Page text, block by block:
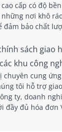
cấp có độ
nơi khô
đảm bảo chất
sách giao
khu công
cung
tôi hỗ trợ
ty, doanh
đầy đủ hóa đơn